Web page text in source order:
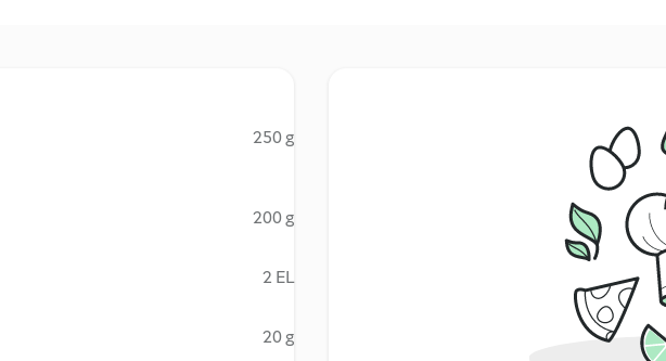
250 g
200 g
2 EL
20 g